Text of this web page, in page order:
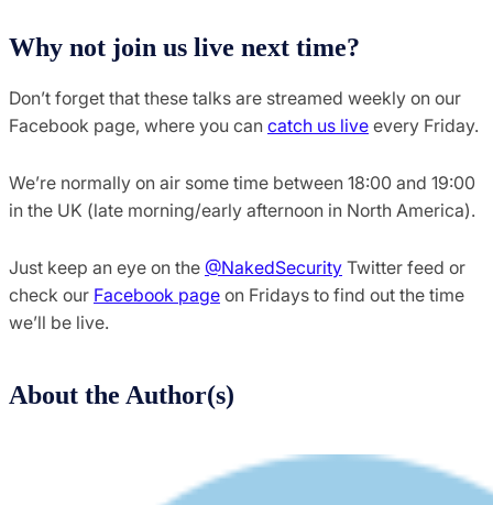
Why not join us live next time?
Don’t forget that these talks are streamed weekly on our
Facebook page, where you can catch us live every Friday.
We’re normally on air some time between 18:00 and 19:00
in the UK (late morning/early afternoon in North America).
Just keep an eye on the @NakedSecurity Twitter feed or
check our Facebook page on Fridays to find out the time
we’ll be live.
About the Author(s)